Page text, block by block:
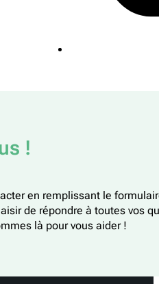
!
en remplissant le
de répondre à toutes vos
là pour vous aider !